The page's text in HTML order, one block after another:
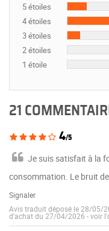
5 étoiles
4 étoiles
3 étoiles
2 étoiles
1 étoile
21
4/5
Je suis satisfait à la
consommation. Le bruit
Signaler
Avis traduit déposé le 28/05/
d'achat du 27/04/2026 -voir